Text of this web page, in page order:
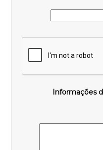
Informações